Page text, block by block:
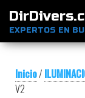
EXPERTOS EN
Inicio/
V2